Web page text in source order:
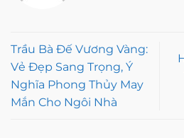
Trầu Bà Đế Vương Vàng:
Vẻ Đẹp Sang Trọng, Ý
Nghĩa Phong Thủy May
Mắn Cho Ngôi Nhà